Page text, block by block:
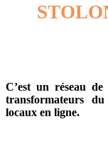
C’est un réseau
transformateurs
locaux en ligne.